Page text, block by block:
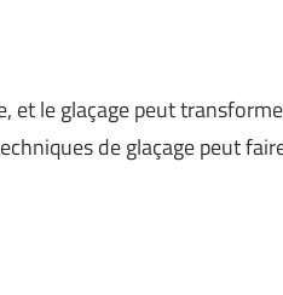
et le glaçage peut
de glaçage peut